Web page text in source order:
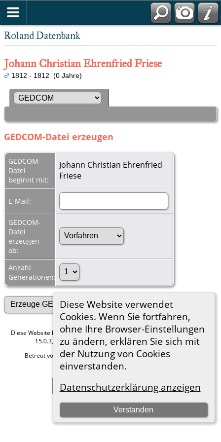
Roland Datenbank
Diese Website verwendet
Cookies. Wenn Sie fortfahren,
ohne Ihre Browser-Einstellungen
zu ändern, erklären Sie sich mit
der Nutzung von Cookies
einverstanden.
Datenschutzerklärung anzeigen
Verstanden
Johann Christian Ehrenfried Friese
1812 - 1812 (0 Jahre)
GEDCOM-Datei erzeugen
GEDCOM-
Datei
beginnt mit:
Johann Christian Ehrenfried
Friese
E-Mail:
GEDCOM-
Datei
erzeugen
ab:
Anzahl
Generationen:
Diese Website läuft mitThe Next Generation of Genealogy Sitebuilding
15.0.3, programmiert von Darrin Lythgoe © 2001-2026.
Betreut von
Roland zu Dortmund e.V.. | Datenschutzerklärung
Hier geht es zum Impressum
Zur Desktop-Webseite wechseln